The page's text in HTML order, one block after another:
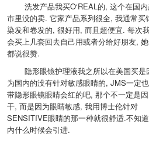
洗发产品我买O‘REAL的, 这个在国
市里没的卖. 它家产品系列很全, 我通常买
染发和卷发的, 很好用, 而且超便宜. 每次
会买上几套回去自己用或者分给好朋友,
都说很赞.
隐形眼镜护理液我之所以在美国买是
为国内的没有针对敏感眼睛的, JMS一定
带隐形眼镜眼睛会红的吧, 那个不一定是
干, 而是因为眼睛敏感, 我用博士伦针对
SENSITIVE眼睛的那一种就很舒适.不知
内什么时候会引进.